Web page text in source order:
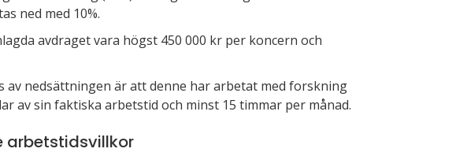
ned med 10%.
avdraget vara högst 450 000 kr per koncern och
nedsättningen är att denne har arbetat med forskning
av sin faktiska arbetstid och minst 15 timmar per månad.
arbetstidsvillkor